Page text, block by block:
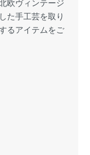
た手工芸を取り
るアイテムをご